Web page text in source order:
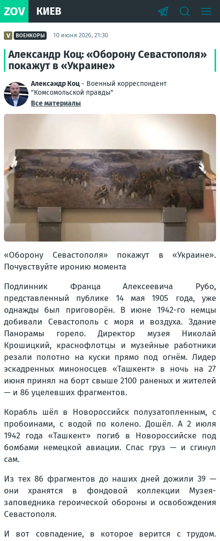
ZOV КИЕВ
ВОЕНКОРЫ 10 июня 2026, 21:30
Александр Коц: «Оборону Севастополя»
покажут в «Украине»
Александр Коц- Военный корреспондент
"Комсомольской правды"
Все материалы
«Оборону Севастополя» покажут в «Украине».
Почувствуйте иронию момента
Подлинник Франца Алексеевича Рубо,
представленный публике 14 мая 1905 года, уже
однажды был приговорён. В июне 1942-го немцы
добивали Севастополь с моря и воздуха. Здание
Панорамы горело. Директор музея Николай
Крошицкий, краснофлотцы и музейные работники
резали полотно на куски прямо под огнём. Лидер
эскадренных миноносцев «Ташкент» в ночь на 27
июня принял на борт свыше 2100 раненых и жителей
— и 86 уцелевших фрагментов.
Корабль шёл в Новороссийск полузатопленным, с
пробоинами, с водой по колено. Дошёл. А 2 июля
1942 года «Ташкент» погиб в Новороссийске под
бомбами немецкой авиации. Спас груз — и сгинул
сам.
Из тех 86 фрагментов до наших дней дожили 39 —
они хранятся в фондовой коллекции Музея-
заповедника героической обороны и освобождения
Севастополя.
И вот совпадение, в которое верится с трудом.